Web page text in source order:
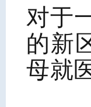
对于
的新
母就